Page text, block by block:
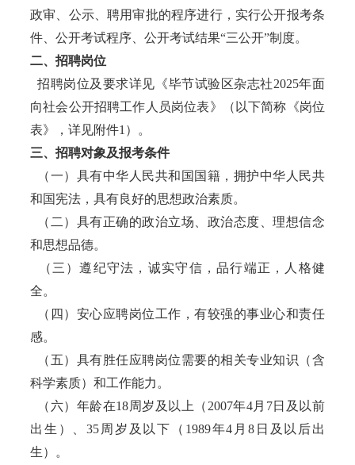
政审、公示、聘用审批的程序进行，实行公开报考条
件、公开考试程序、公开考试结果“三公开”制度。
二、招聘岗位
招聘岗位及要求详见《毕节试验区杂志社2025年面
向社会公开招聘工作人员岗位表》（以下简称《岗位
表》，详见附件1）。
三、招聘对象及报考条件
（一）具有中华人民共和国国籍，拥护中华人民共
和国宪法，具有良好的思想政治素质。
（二）具有正确的政治立场、政治态度、理想信念
和思想品德。
（三）遵纪守法，诚实守信，品行端正，人格健
全。
（四）安心应聘岗位工作，有较强的事业心和责任
感。
（五）具有胜任应聘岗位需要的相关专业知识（含
科学素质）和工作能力。
（六）年龄在18周岁及以上（2007年4月7日及以前
出生）、35周岁及以下（1989年4月8日及以后出
生）。